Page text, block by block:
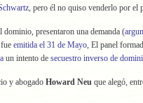
, pero él no quiso venderlo por el
dominio, presentaron una demanda (
emitida el 31 de Mayo, El panel
un intento de secuestro inverso de
y abogado Howard Neu que alegó,